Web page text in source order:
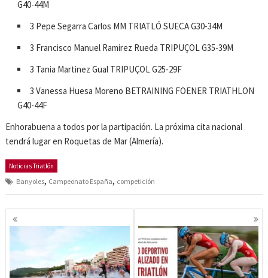
G40-44M
3 Pepe Segarra Carlos MM TRIATLÓ SUECA G30-34M
3 Francisco Manuel Ramirez Rueda TRIPUÇOL G35-39M
3 Tania Martinez Gual TRIPUÇOL G25-29F
3 Vanessa Huesa Moreno BETRAINING FOENER TRIATHLON
G40-44F
Enhorabuena a todos por la partipación. La próxima cita nacional
tendrá lugar en Roquetas de Mar (Almería).
Noticias Triatlón
Banyoles, Campeonato España, competición
Navegación
de
entradas